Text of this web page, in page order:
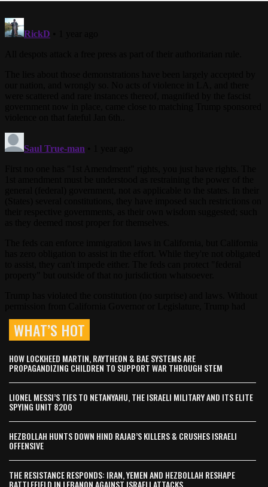
WHAT’S HOT
HOW LOCKHEED MARTIN, RAYTHEON & BAE SYSTEMS ARE
PROPAGANDIZING CHILDREN TO SUPPORT WAR THROUGH STEM
LIONEL MESSI’S TIES TO NETANYAHU, THE ISRAELI MILITARY AND ITS ELITE
SPYING UNIT 8200
HEZBOLLAH HUNTS DOWN HIND RAJAB’S KILLERS & CRUSHES ISRAELI
OFFENSIVE
THE RESISTANCE RESPONDS: IRAN, YEMEN AND HEZBOLLAH RESHAPE
BATTLEFIELD IN LEBANON AGAINST ISRAELI ATTACKS